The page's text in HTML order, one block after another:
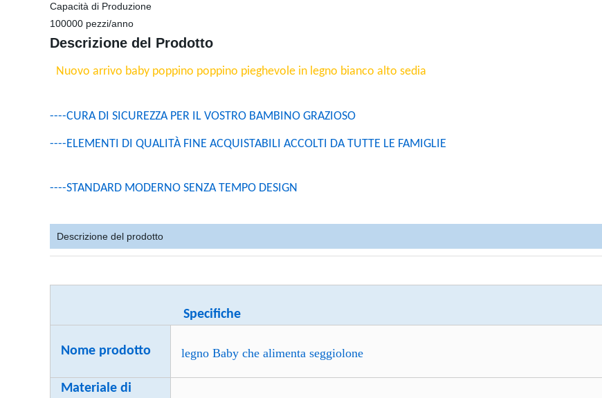
Capacità di Produzione
100000 pezzi/anno
Descrizione del Prodotto
Nuovo arrivo baby poppino poppino pieghevole in legno bianco alto sedia
----CURA DI SICUREZZA PER IL VOSTRO BAMBINO GRAZIOSO
----ELEMENTI DI QUALITÀ FINE ACQUISTABILI ACCOLTI DA TUTTE LE FAMIGLIE
----STANDARD MODERNO SENZA TEMPO DESIGN
Descrizione del prodotto
Specifiche
Nome prodotto legno Baby che alimenta seggiolone
Materiale di